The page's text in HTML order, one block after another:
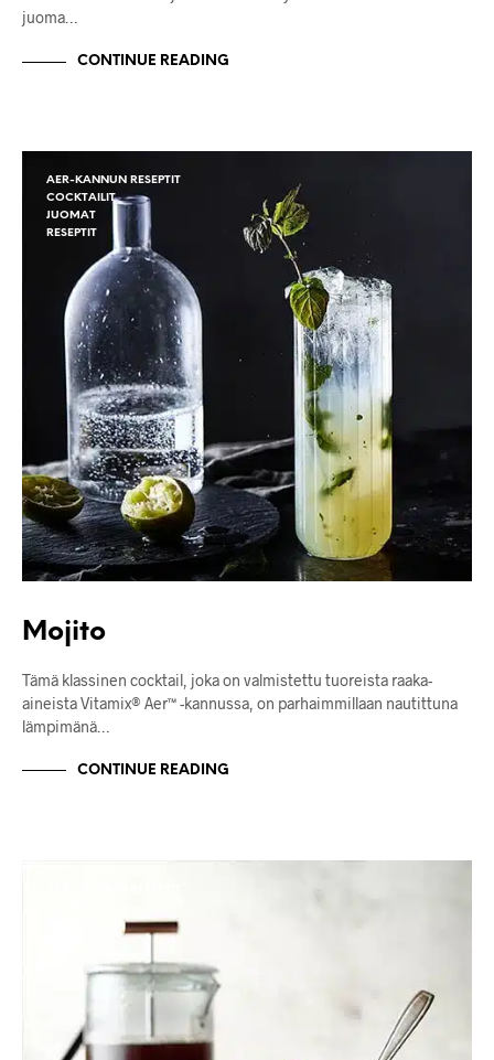
juoma…
CONTINUE READING
AER-KANNUN RESEPTIT
COCKTAILIT
JUOMAT
RESEPTIT
Mojito
Tämä klassinen cocktail, joka on valmistettu tuoreista raaka-
aineista Vitamix® Aer™ -kannussa, on parhaimmillaan nautittuna
lämpimänä…
CONTINUE READING